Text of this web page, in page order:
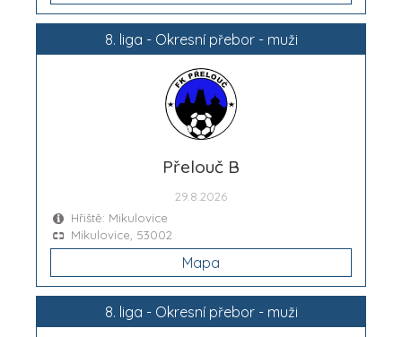
8. liga - Okresní přebor - muži
Přelouč B
29.8.2026
Hřiště: Mikulovice
Mikulovice, 53002
Mapa
8. liga - Okresní přebor - muži